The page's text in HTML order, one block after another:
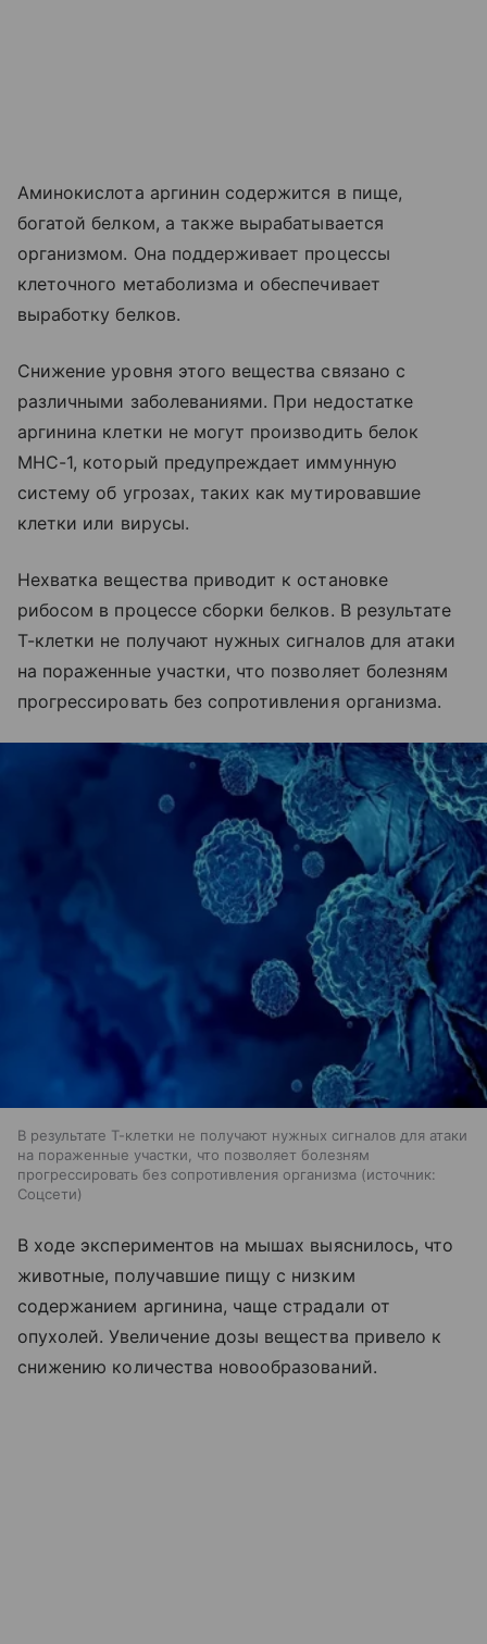
Аминокислота аргинин содержится в пище,
богатой белком, а также вырабатывается
организмом. Она поддерживает процессы
клеточного метаболизма и обеспечивает
выработку белков.
Снижение уровня этого вещества связано с
различными заболеваниями. При недостатке
аргинина клетки не могут производить белок
MHC-1, который предупреждает иммунную
систему об угрозах, таких как мутировавшие
клетки или вирусы.
Нехватка вещества приводит к остановке
рибосом в процессе сборки белков. В результате
Т-клетки не получают нужных сигналов для атаки
на пораженные участки, что позволяет болезням
прогрессировать без сопротивления организма.
В результате Т-клетки не получают нужных сигналов для атаки
на пораженные участки, что позволяет болезням
прогрессировать без сопротивления организма
источник:
Соцсети
В ходе экспериментов на мышах выяснилось, что
животные, получавшие пищу с низким
содержанием аргинина, чаще страдали от
опухолей. Увеличение дозы вещества привело к
снижению количества новообразований.